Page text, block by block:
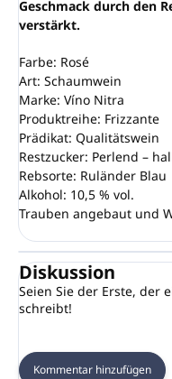
Geschmack durch den
verstärkt.
Farbe: Rosé
Art: Schaumwein
Marke: Víno Nitra
Produktreihe: Frizzante
Prädikat: Qualitätswein
Restzucker: Perlend –
Rebsorte: Ruländer Blau
Alkohol: 10,5 % vol.
Trauben angebaut und
Diskussion
Seien Sie der Erste, der
schreibt!
Kommentar hinzufügen